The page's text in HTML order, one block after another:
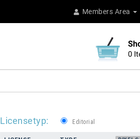
Members Area
Licensetyp: Editorial